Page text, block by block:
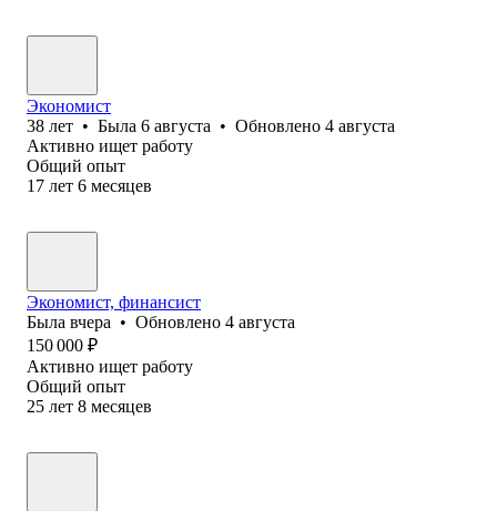
Экономист
38 лет • Была 6 августа • Обновлено 4 августа
Активно ищет работу
Общий опыт
17 лет 6 месяцев
Экономист, финансист
Была вчера • Обновлено 4 августа
150 000 ₽
Активно ищет работу
Общий опыт
25 лет 8 месяцев